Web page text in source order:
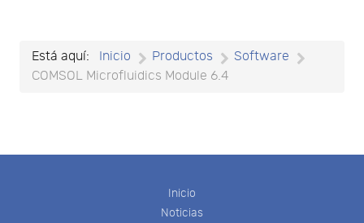
Está aquí: Inicio Productos
Software
COMSOL Microfluidics Module 6.4
Inicio
Noticias